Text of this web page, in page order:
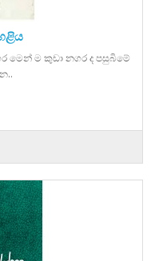
මෙන් ම කුඩා නගර ද පසුබිමේ